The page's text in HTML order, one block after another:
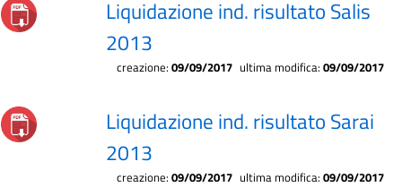
Liquidazione ind. risultato Salis
2013
creazione: 09/09/2017 ultima modifica: 09/09/2017
Liquidazione ind. risultato Sarai
2013
creazione: 09/09/2017 ultima modifica: 09/09/2017